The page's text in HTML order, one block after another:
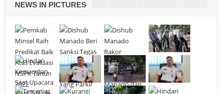
NEWS IN PICTURES